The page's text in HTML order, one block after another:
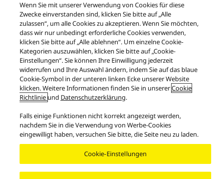
Facebook X YouTube
Instagram
Nutzungsbedingungen
Datenschutzerklärung
Kontakt
Cookie-Richtlinie
Impressum
GESETZLICHE GEWÄHRLEISTUNG
Area/Country
Copyright © 2026 Panasonic Schweiz - Alle Rechte vorbehalten.
Wenn Sie mit unserer Verwendung von Cookies für diese
Zwecke einverstanden sind, klicken Sie bitte auf „Alle
zulassen“, um alle Cookies zu akzeptieren. Wenn Sie möchten,
dass wir nur unbedingt erforderliche Cookies verwenden,
klicken Sie bitte auf „Alle ablehnen“. Um einzelne Cookie-
Kategorien auszuwählen, klicken Sie bitte auf „Cookie-
Einstellungen“. Sie können Ihre Einwilligung jederzeit
widerrufen und Ihre Auswahl ändern, indem Sie auf das blaue
Cookie-Symbol in der unteren linken Ecke unserer Website
klicken. Weitere Informationen finden Sie in unsererCookie
Richtlinie und Datenschutzerklärung.
Falls einige Funktionen nicht korrekt angezeigt werden,
nachdem Sie in die Verwendung von Werbe-Cookies
eingewilligt haben, versuchen Sie bitte, die Seite neu zu laden.
Cookie-Einstellungen